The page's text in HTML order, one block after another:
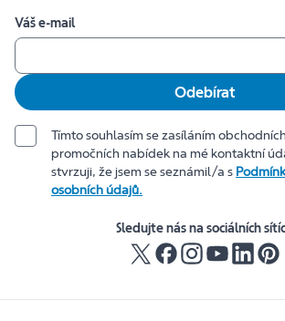
Váš e-mail
Odebírat
Tímto souhlasím se zasíláním
promočních nabídek na mé kontaktní
stvrzuji, že jsem se seznámil/a s
osobních údajů.
Sledujte nás na sociálních